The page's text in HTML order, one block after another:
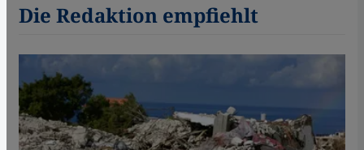
Die Redaktion empfiehlt